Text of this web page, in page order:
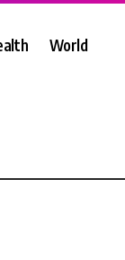
World